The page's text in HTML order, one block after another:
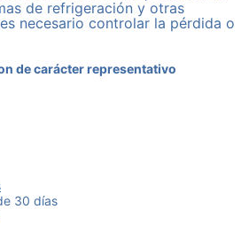
de refrigeración y otras
necesario controlar la pérdida o
de carácter representativo
30 días